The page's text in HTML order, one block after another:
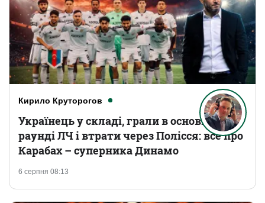
Кирило Круторогов
6 серпня 08:13
Українець у складі, грали в основному
раунді ЛЧ і втрати через Полісся: все про
Карабах – суперника Динамо